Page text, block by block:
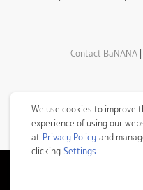
Contact BaNANA|
© Copyright 2026 Com7
We use cookies to improve
experience of using our
at Privacy Policy and
clicking Settings